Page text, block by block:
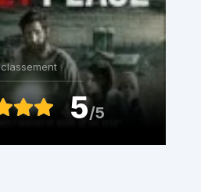
classement
5/5